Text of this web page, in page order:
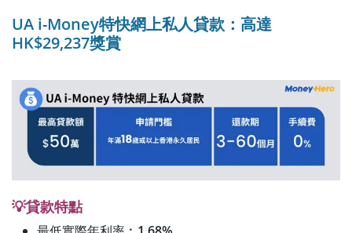
UA i-Money特快網上私人貸款：高達
HK$29,237獎賞
💡貸款特點